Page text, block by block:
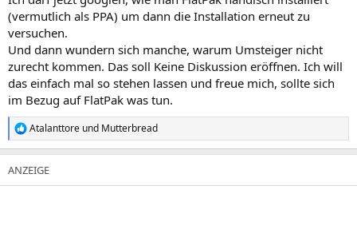
(vermutlich als PPA) um dann die Installation erneut zu
versuchen.
Und dann wundern sich manche, warum Umsteiger nicht
zurecht kommen. Das soll Keine Diskussion eröffnen. Ich will
das einfach mal so stehen lassen und freue mich, sollte sich
im Bezug auf FlatPak was tun.
R
e
a
k
t
Atalanttore und Mutterbread